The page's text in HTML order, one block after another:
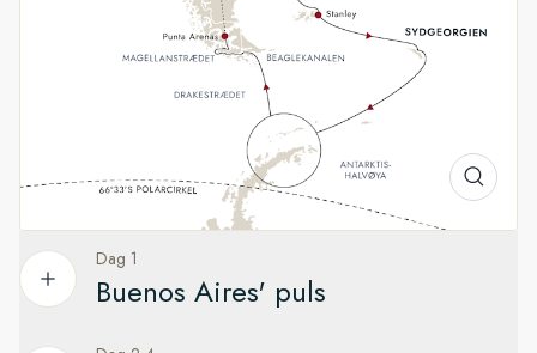
udforsker vi adskillige landgangssteder, hvor man virkelig kan
opleve det frosne kontinent tæt på. Rejsen slutter i den
Dag 1
Buenos Aires' puls